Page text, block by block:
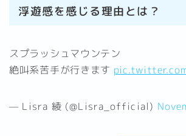
浮遊感を感じる理由とは？
スプラッシュマウンテン
絶叫系苦手が行きます
— Lisra 綾 (@Lisra_official)